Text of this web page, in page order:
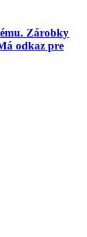
Zárobky
odkaz pre